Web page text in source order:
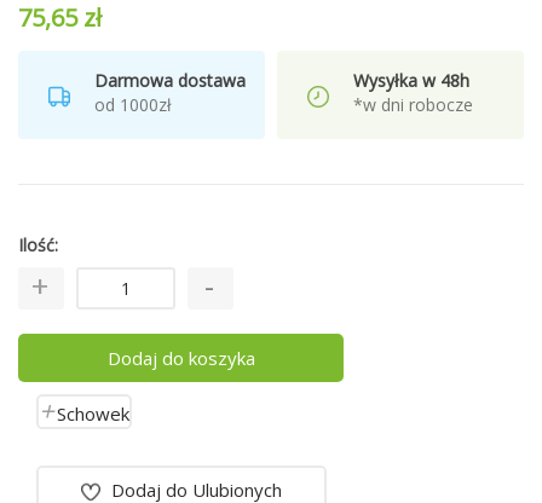
75,65 zł
Darmowa dostawa
od 1000zł
Wysyłka w 48h
*w dni robocze
Ilość
Dodaj do koszyka
Schowek
Dodaj do Ulubionych